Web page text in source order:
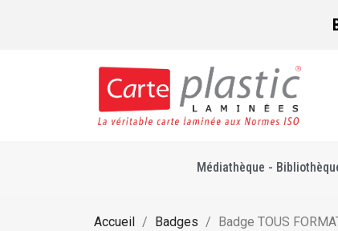
Médiathèque -
Accueil Badges Badge TOUS